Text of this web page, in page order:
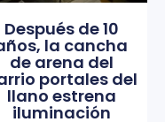
Después de 10
la cancha
de arena del
portales del
llano estrena
iluminación